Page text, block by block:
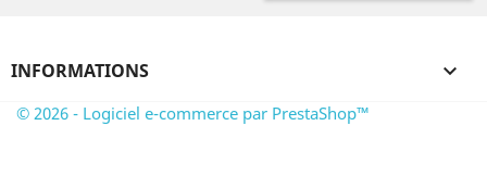
INFORMATIONS 
© 2026 - Logiciel e-commerce par PrestaShop™